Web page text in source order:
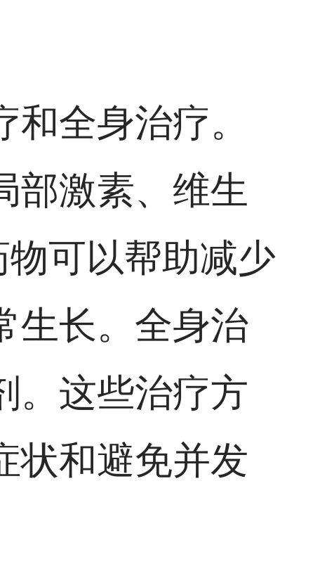
全身治疗。
部激素、维生
可以帮助减少
生长。全身治
。这些治疗方
状和避免并发